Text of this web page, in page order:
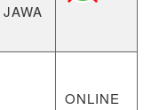
ONLINE